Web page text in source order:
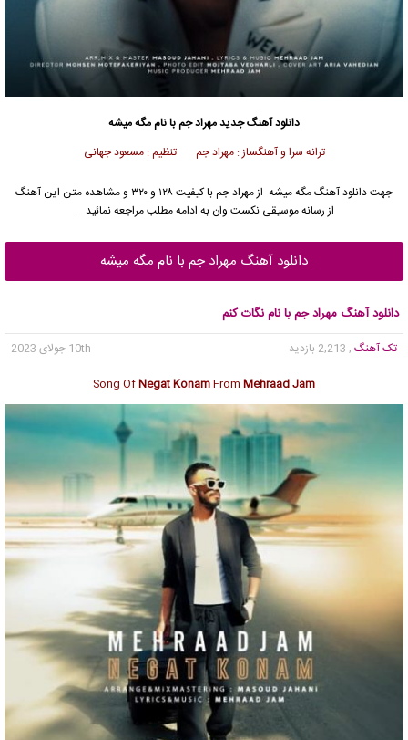
دانلود آهنگ جدیدمهراد جمبا نام مگه میشه
ترانه سرا و آهنگساز : مهراد جم تنظیم : مسعود جهانی
جهت دانلود آهنگ مگه میشه ازمهراد جم
با کیفیت ۱۲۸ و ۳۲۰ و مشاهده متن این آهنگ
از رسانه موسیقی نکست وان به ادامه مطلب مراجعه نمائید …
دانلود آهنگ مهراد جم با نام مگه میشه
دانلود آهنگ مهراد جم با نام نگات کنم
تک آهنگ , 2,213 بازدید
10th جولای 2023
Song OfNegat KonamFrom Mehraad Jam